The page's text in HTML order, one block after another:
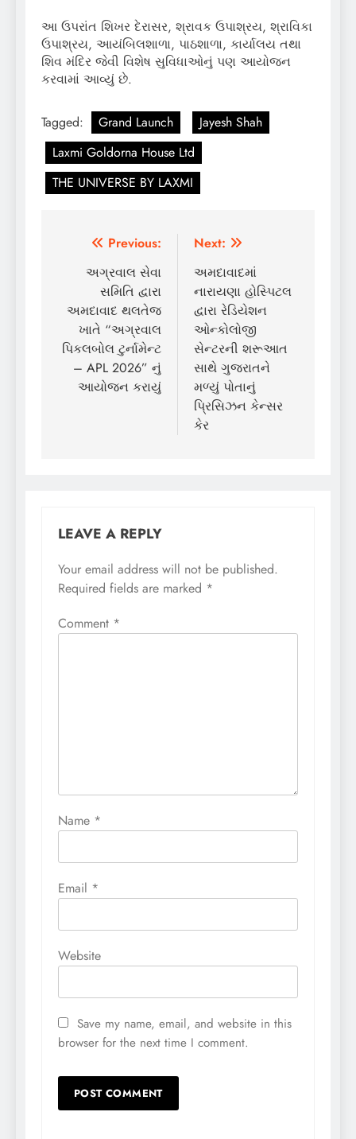
આ ઉપરાંત શિખર દેરાસર, શ્રાવક ઉપાશ્રય, શ્રાવિકા
ઉપાશ્રય, આયંબિલશાળા, પાઠશાળા, કાર્યાલય તથા
શિવ મંદિર જેવી વિશેષ સુવિધાઓનું પણ આયોજન
કરવામાં આવ્યું છે.
Tagged: Grand Launch
Jayesh Shah
Laxmi Goldorna House Ltd
THE UNIVERSE BY LAXMI
Post
navigation
Previous:
અગ્રવાલ સેવા
સમિતિ દ્વારા
અમદાવાદ થલતેજ
ખાતે “અગ્રવાલ
પિકલબોલ ટુર્નામેન્ટ
– APL 2026” નું
આયોજન કરાયું
Next:
અમદાવાદમાં
નારાયણા હોસ્પિટલ
દ્વારા રેડિયેશન
ઓન્કોલોજી
સેન્ટરની શરૂઆત
સાથે ગુજરાતને
મળ્યું પોતાનું
પ્રિસિઝન કેન્સર
કેર
LEAVE A REPLY
Your email address will not be published.
Required fields are marked *
Comment *
Name *
Email *
Website
Save my name, email, and website in this
browser for the next time I comment.